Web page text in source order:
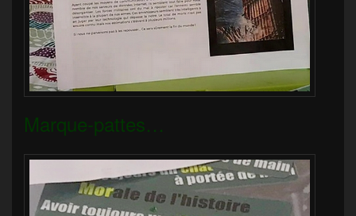
Marque-pattes…